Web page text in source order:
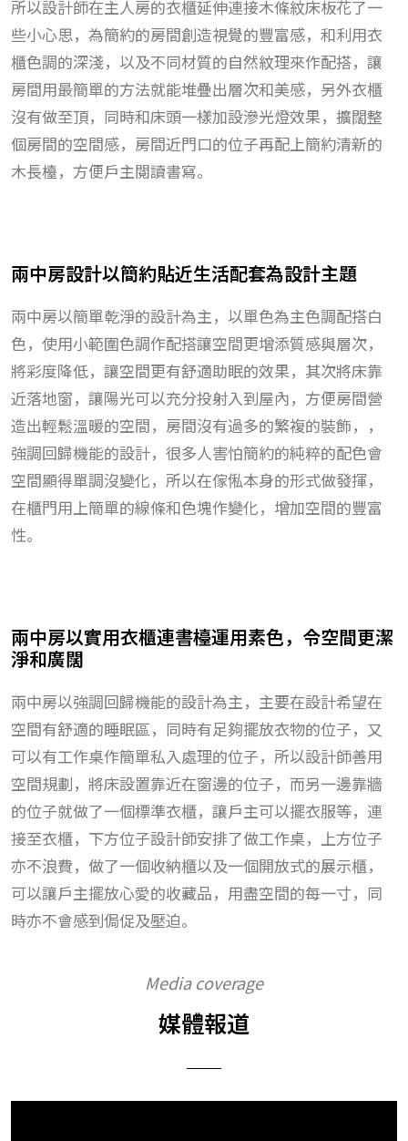
所以設計師在主人房的衣櫃延伸連接木條紋床板花了一
些小心思，為簡約的房間創造視覺的豐富感，和利用衣
櫃色調的深淺，以及不同材質的自然紋理來作配搭，讓
房間用最簡單的方法就能堆疊出層次和美感，另外衣櫃
沒有做至頂，同時和床頭一樣加設滲光燈效果，擴闊整
個房間的空間感，房間近門口的位子再配上簡約清新的
木長檯，方便戶主閱讀書寫。
兩中房設計以簡約貼近生活配套為設計主題
兩中房以簡單乾淨的設計為主，以單色為主色調配搭白
色，使用小範圍色調作配搭讓空間更增添質感與層次，
將彩度降低，讓空間更有舒適助眠的效果，其次將床靠
近落地窗，讓陽光可以充分投射入到屋內，方便房間營
造出輕鬆溫暖的空間，房間沒有過多的繁複的裝飾，，
強調回歸機能的設計，很多人害怕簡約的純粹的配色會
空間顯得單調沒變化，所以在傢俬本身的形式做發揮，
在櫃門用上簡單的線條和色塊作變化，增加空間的豐富
性。
兩中房以實用衣櫃連書檯運用素色，令空間更潔
淨和廣闊
兩中房以強調回歸機能的設計為主，主要在設計希望在
空間有舒適的睡眠區，同時有足夠擺放衣物的位子，又
可以有工作桌作簡單私入處理的位子，所以設計師善用
空間規劃，將床設置靠近在窗邊的位子，而另一邊靠牆
的位子就做了一個標準衣櫃，讓戶主可以擺衣服等，連
接至衣櫃，下方位子設計師安排了做工作桌，上方位子
亦不浪費，做了一個收納櫃以及一個開放式的展示櫃，
可以讓戶主擺放心愛的收藏品，用盡空間的每一寸，同
時亦不會感到侷促及壓迫。
Media coverage
媒體報道